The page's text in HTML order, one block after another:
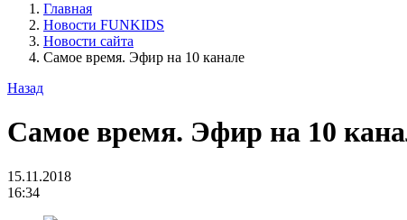
Главная
Новости FUNKIDS
Новости сайта
Самое время. Эфир на 10 канале
Назад
Самое время. Эфир на 10
15.11.2018
16:34